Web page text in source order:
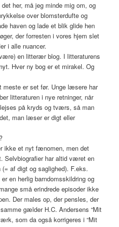
her, må jeg minde mig om, og
over blomsterdufte og
haven og lade et blik glide hen
der forresten i vores hjem slet
i alle nuancer.
en litterær blog. I litteraturens
Hver ny bog er et mirakel. Og
meste er set før. Unge læsere har
litteraturen i nye retninger, når
på kryds og tværs, så man
man læser er digt eller
ikke et nyt fænomen, men det
Selvbiografier har altid været en
af digt og saglighed). F.eks.
en herlig barndomsskildring og
små erindrede episoder ikke
Der males op, der pensles, der
gælder H.C. Andersens “Mit
som da også korrigeres i “Mit